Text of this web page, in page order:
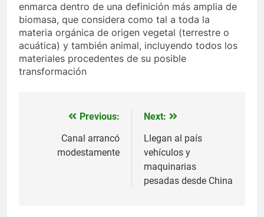
enmarca dentro de una definición más amplia de
biomasa, que considera como tal a toda la
materia orgánica de origen vegetal (terrestre o
acuática) y también animal, incluyendo todos los
materiales procedentes de su posible
transformación
Navegación
Previous:
Canal arrancó
modestamente
Next:
Llegan al país
vehículos y
maquinarias
pesadas desde China